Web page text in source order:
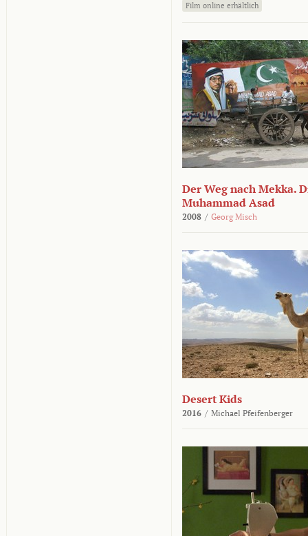
Film online erhältlich
Der Weg nach Mekka.
Muhammad Asad
2008 / Georg Misch
Desert Kids
2016 / Michael Pfeifenberger